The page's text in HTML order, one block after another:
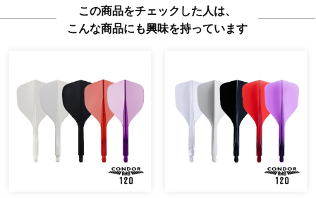
この商品をチェックした人は、
こんな商品にも興味を持っています